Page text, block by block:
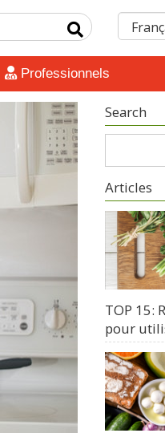
Professionnels
Search
Articles
TOP 15:
pour